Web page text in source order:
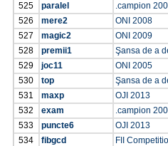
525
paralel
.campion
526
mere2
ONI 2008
527
magic2
ONI 2009
528
premii1
Şansa de a
529
joc11
ONI 2005
530
top
Şansa de a
531
maxp
OJI 2013
532
exam
.campion
533
puncte6
OJI 2013
534
fibgcd
FII